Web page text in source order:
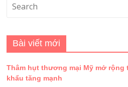
Bài viết mới
Thâm hụt thương mại Mỹ mở rộng
khẩu tăng mạnh